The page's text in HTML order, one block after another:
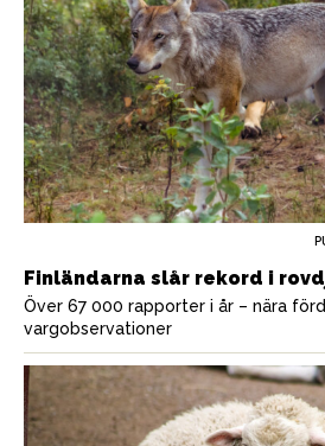
Finländarna slår rekord i
Över 67 000 rapporter i år – nära
vargobservationer